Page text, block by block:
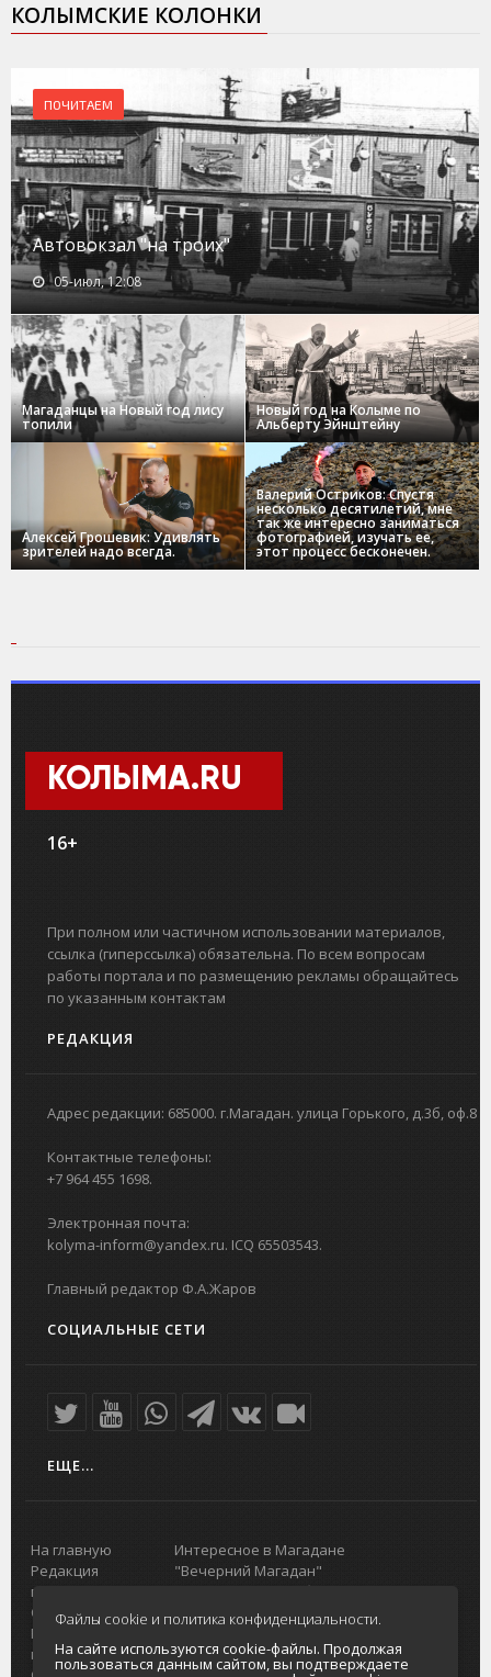
КОЛЫМСКИЕ КОЛОНКИ
ПОЧИТАЕМ
Автовокзал "на троих"
05-июл, 12:08
Магаданцы на Новый год лису
топили
Новый год на Колыме по
Альберту Эйнштейну
Алексей Грошевик: Удивлять
зрителей надо всегда.
Валерий Остриков: Спустя
несколько десятилетий, мне
так же интересно заниматься
фотографией, изучать ее,
этот процесс бесконечен.
КОЛЫМА.RU
16+
При полном или частичном использовании материалов,
ссылка (гиперссылка) обязательна. По всем вопросам
работы портала и по размещению рекламы обращайтесь
по указанным контактам
РЕДАКЦИЯ
Адрес редакции: 685000. г.Магадан. улица Горького, д.3б, оф.8
Контактные телефоны:
+7 964 455 1698.
Электронная почта:
kolyma-inform@yandex.ru. ICQ 65503543.
Главный редактор Ф.А.Жаров
СОЦИАЛЬНЫЕ СЕТИ
ЕЩЕ...
На главную
Редакция
портала
О проекте
Реклама на
портале
Интересное в Магадане
"Вечерний Магадан"
Городская доска объявлений
Реклама
Главный туристический портал
Колымы
Файлы cookie и политика конфиденциальности.
На сайте используются cookie-файлы. Продолжая
пользоваться данным сайтом, вы подтверждаете